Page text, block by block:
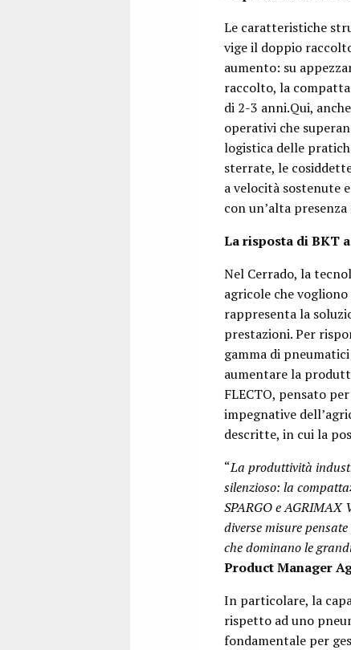
Le caratteristiche
vige il doppio
aumento: su
raccolto, la
di 2-3 anni.Qui,
operativi che
logistica delle
sterrate, le
a velocità sostenute
con un’alta
La risposta di BKT
Nel Cerrado, la
agricole che
rappresenta la
prestazioni. Per
gamma di
aumentare la
FLECTO, pensato
impegnative
descritte, in cui la
“La produttività
silenzioso: la
SPARGO e
diverse misure
che dominano le
Product Manager
In particolare, la
rispetto ad uno
fondamentale per